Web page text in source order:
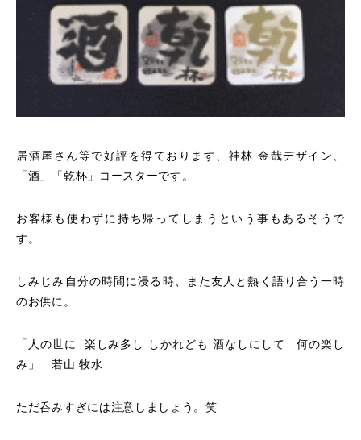
居酒屋さん等で好評を得ております、神林 金哉デザイン、
「酒」「乾杯」コースターです。
お客様も使わずに持ち帰ってしまうという事もあるそうで
す。
しみじみ自分の時間に浸る時、また友人と熱く語り合う一時
のお供に。
「人の世に 楽しみ多し しかれども 酒なしにして 何の楽し
み」 若山 牧水
ただ呑みすぎには注意しましょう。笑